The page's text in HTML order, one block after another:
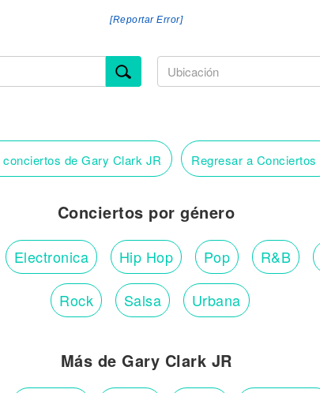
[Reportar Error]
conciertos de Gary Clark JR Regresar a Conciertos
Conciertos por género
Electronica Hip Hop Pop R&B
Rock Salsa Urbana
Más de Gary Clark JR